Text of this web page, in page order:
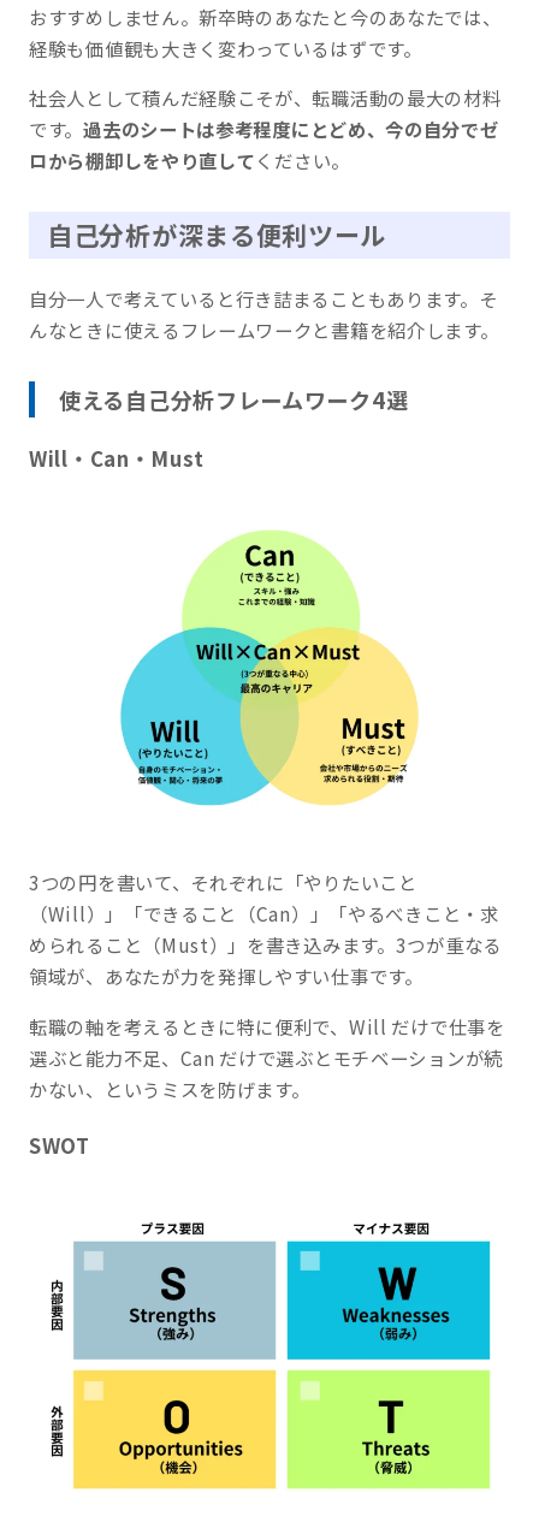
おすすめしません。新卒時のあなたと今のあなたでは、
経験も価値観も大きく変わっているはずです。
社会人として積んだ経験こそが、転職活動の最大の材料
です。過去のシートは参考程度にとどめ、今の自分でゼ
ロから棚卸しをやり直してください。
自己分析が深まる便利ツール
自分一人で考えていると行き詰まることもあります。そ
んなときに使えるフレームワークと書籍を紹介します。
使える自己分析フレームワーク4選
Will・Can・Must
3つの円を書いて、それぞれに「やりたいこと
（Will）」「できること（Can）」「やるべきこと・求
められること（Must）」を書き込みます。3つが重なる
領域が、あなたが力を発揮しやすい仕事です。
転職の軸を考えるときに特に便利で、Will だけで仕事を
選ぶと能力不足、Can だけで選ぶとモチベーションが続
かない、というミスを防げます。
SWOT